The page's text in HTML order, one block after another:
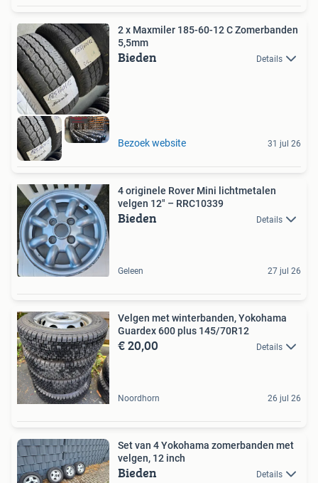
2 x Maxmiler 185-60-12 C Zomerbanden
5,5mm
Bieden Details
Bezoek website 31 jul 26
4 originele Rover Mini lichtmetalen
velgen 12" – RRC10339
Bieden Details
Geleen 27 jul 26
Velgen met winterbanden, Yokohama
Guardex 600 plus 145/70R12
€ 20,00 Details
Noordhorn 26 jul 26
Set van 4 Yokohama zomerbanden met
velgen, 12 inch
Bieden Details